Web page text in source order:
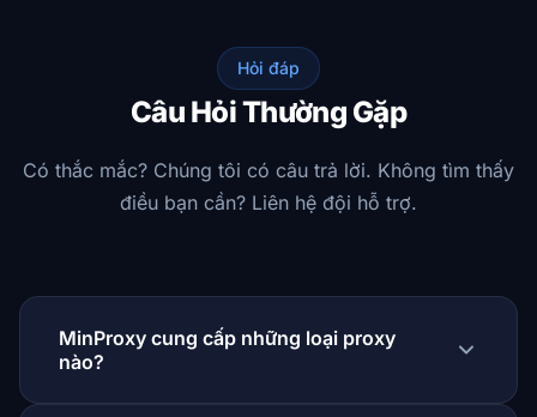
Hỏi đáp
Câu Hỏi Thường Gặp
Có thắc mắc? Chúng tôi có câu trả lời. Không tìm thấy
điều bạn cần? Liên hệ đội hỗ trợ.
MinProxy cung cấp những loại proxy
nào?